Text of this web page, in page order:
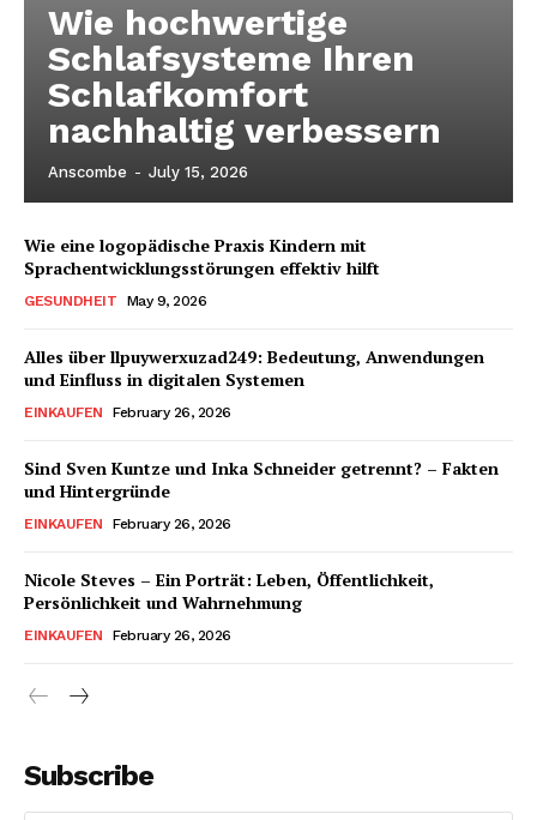
Wie hochwertige
Schlafsysteme Ihren
Schlafkomfort
nachhaltig verbessern
Anscombe - July 15, 2026
Wie eine logopädische Praxis Kindern mit
Sprachentwicklungsstörungen effektiv hilft
GESUNDHEIT May 9, 2026
Alles über llpuywerxuzad249: Bedeutung, Anwendungen
und Einfluss in digitalen Systemen
EINKAUFEN February 26, 2026
Sind Sven Kuntze und Inka Schneider getrennt? – Fakten
und Hintergründe
EINKAUFEN February 26, 2026
Nicole Steves – Ein Porträt: Leben, Öffentlichkeit,
Persönlichkeit und Wahrnehmung
EINKAUFEN February 26, 2026
Subscribe